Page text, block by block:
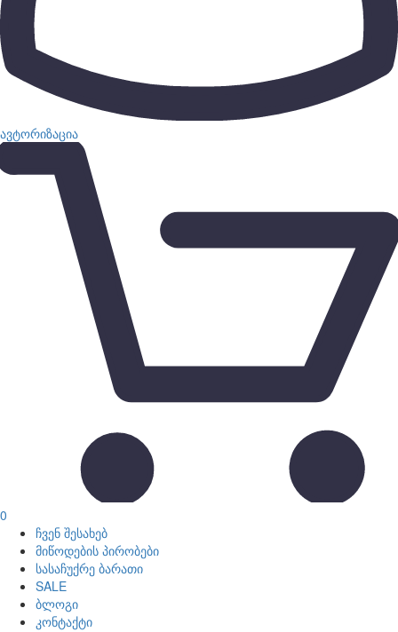
ავტორიზაცია
0
ჩვენ შესახებ
მიწოდების პირობები
სასაჩუქრე ბარათი
SALE
ბლოგი
კონტაქტი